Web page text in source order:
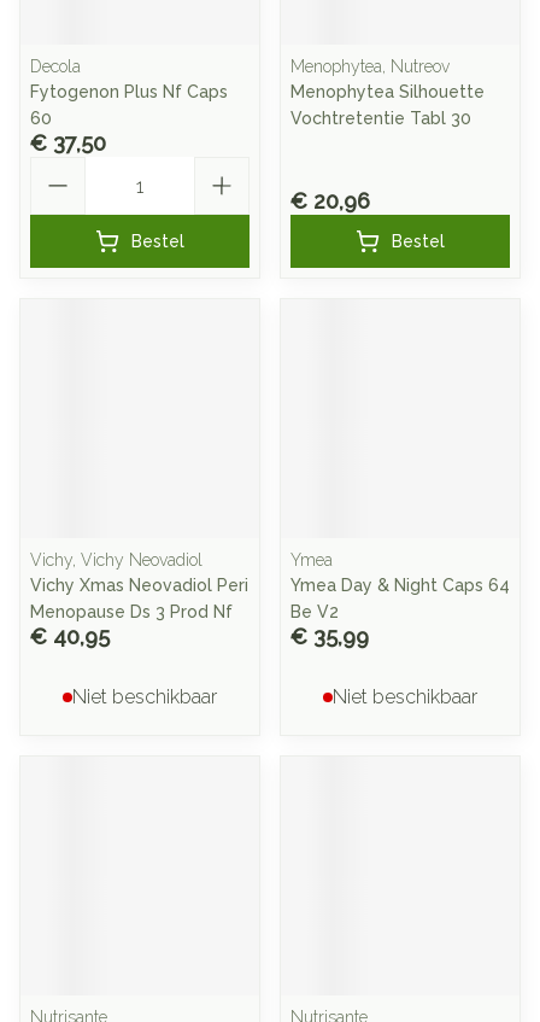
Decola
Fytogenon Plus Nf Caps
60
€ 37,50
Bestel
Menophytea, Nutreov
Menophytea Silhouette
Vochtretentie Tabl 30
€ 20,96
Bestel
Vichy, Vichy Neovadiol
Vichy Xmas Neovadiol Peri
Menopause Ds 3 Prod Nf
€ 40,95
Niet beschikbaar
Ymea
Ymea Day & Night Caps 64
Be V2
€ 35,99
Niet beschikbaar
Nutrisante
Nutrisante